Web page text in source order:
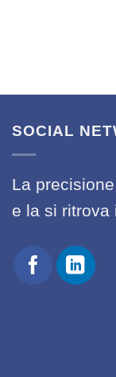
SOCIAL
La
e la si ritrova